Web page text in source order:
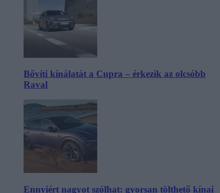
Bővíti kínálatát a Cupra – érkezik az olcsóbb
Raval
Ennyiért nagyot szólhat: gyorsan tölthető kínai